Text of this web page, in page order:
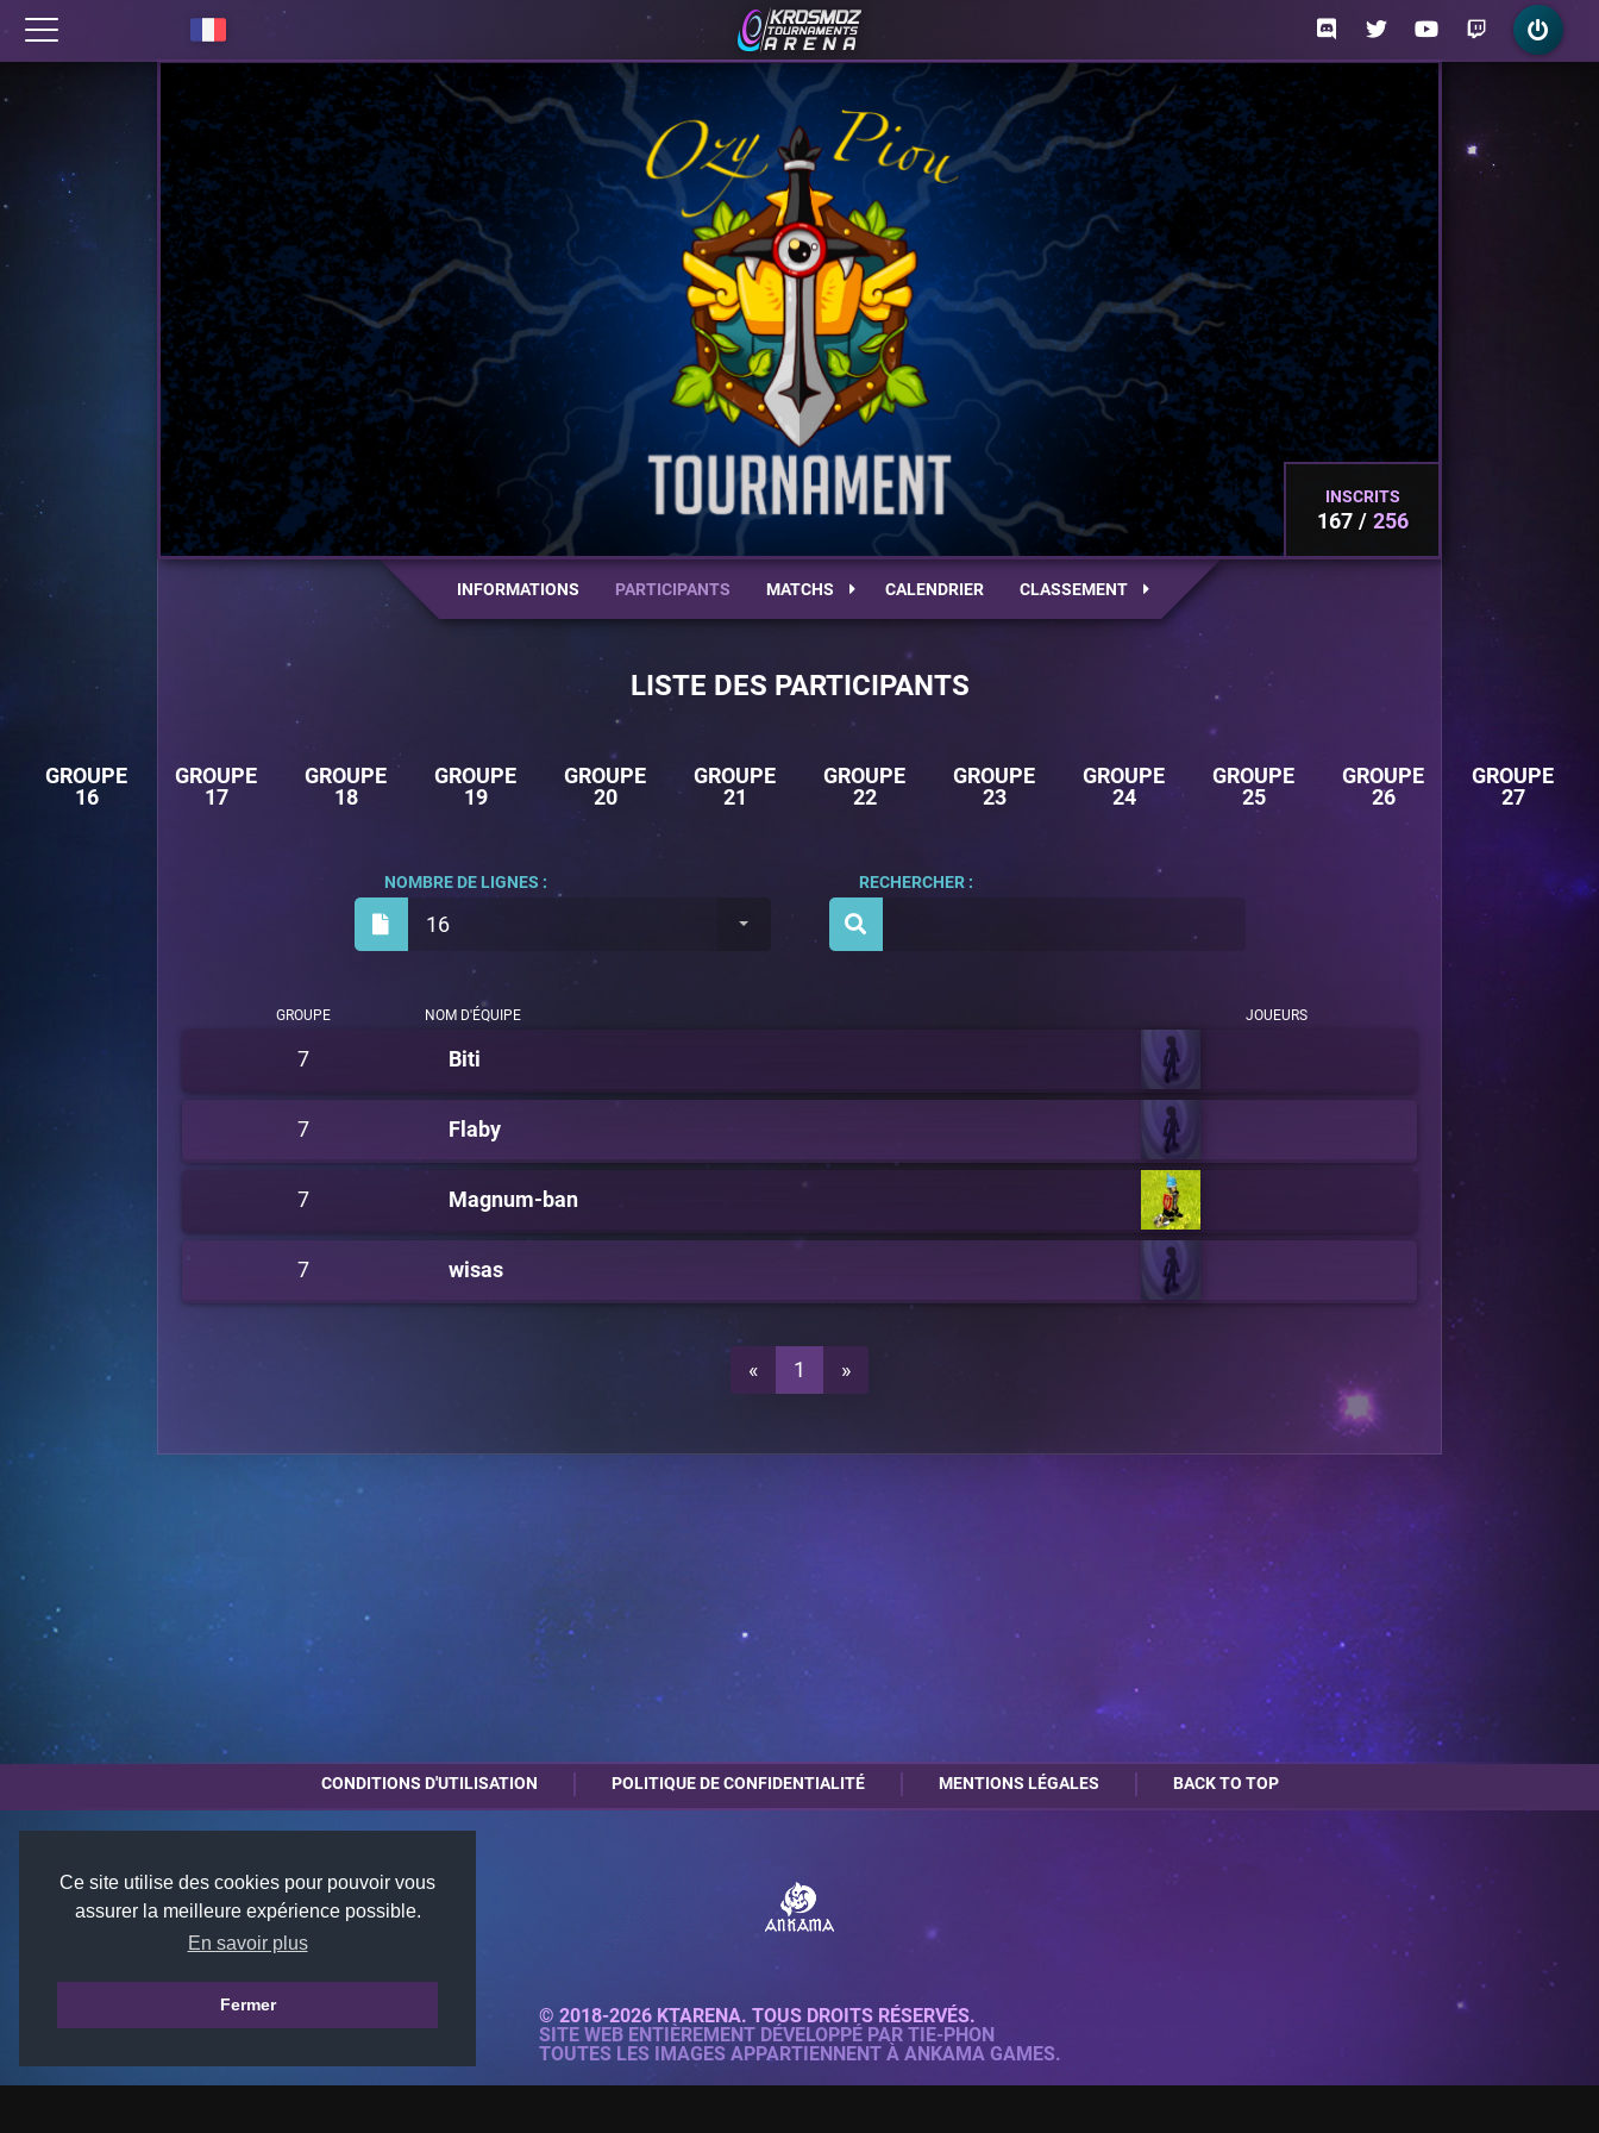
Ce site utilise des cookies pour pouvoir vous
assurer la meilleure expérience possible.
En savoir plus
Fermer
INSCRITS
167 256
INFORMATIONS PARTICIPANTS MATCHS CALENDRIER CLASSEMENT
LISTE DES PARTICIPANTS
GROUPE
16
GROUPE
17
GROUPE
18
GROUPE
19
GROUPE
20
GROUPE
21
GROUPE
22
GROUPE
23
GROUPE
24
GROUPE
25
GROUPE
26
GROUPE
27
16
NOMBRE DE LIGNES : RECHERCHER :
GROUPE NOM D'ÉQUIPE JOUEURS
7 Biti
7 Flaby
7 Magnum-ban
7 wisas
« 1 »
CONDITIONS D'UTILISATION POLITIQUE DE CONFIDENTIALITÉ MENTIONS LÉGALES BACK TO TOP
© 2018-2026 KTARENA. TOUS DROITS RÉSERVÉS.
SITE WEB ENTIÈREMENT DÉVELOPPÉ PAR TIE-PHON
TOUTES LES IMAGES APPARTIENNENT À ANKAMA GAMES.